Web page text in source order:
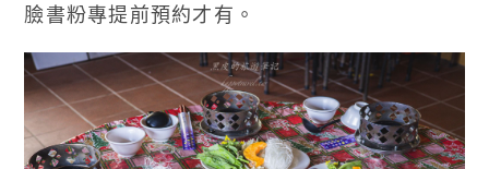
臉書粉專提前預約才有。